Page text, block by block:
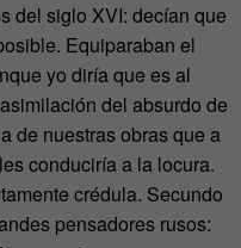
del siglo XVI: decían que
Equiparaban el
yo diría que es al
del absurdo de
de nuestras obras que a
conduciría a la locura.
crédula. Secundo
pensadores rusos: